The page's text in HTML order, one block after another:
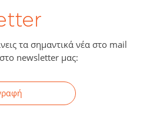
τα σημαντικά νέα στο mail
newsletter μας: